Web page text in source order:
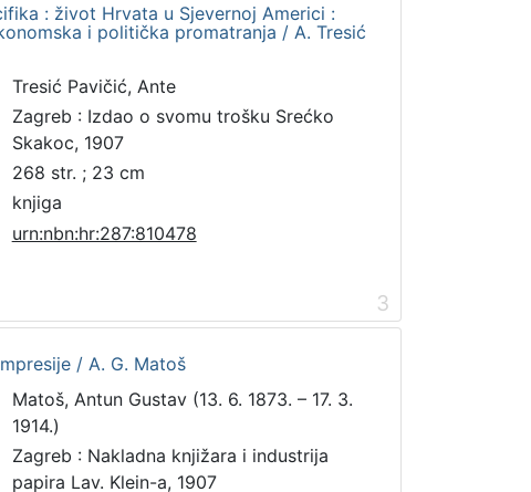
: život Hrvata u Sjevernoj Americi :
i politička promatranja / A. Tresić
Tresić Pavičić, Ante
Zagreb : Izdao o svomu trošku Srećko
Skakoc, 1907
268 str. ; 23 cm
knjiga
urn:nbn:hr:287:810478
3
/ A. G. Matoš
Matoš, Antun Gustav (13. 6. 1873. – 17. 3.
1914.)
Zagreb : Nakladna knjižara i industrija
papira Lav. Klein-a, 1907